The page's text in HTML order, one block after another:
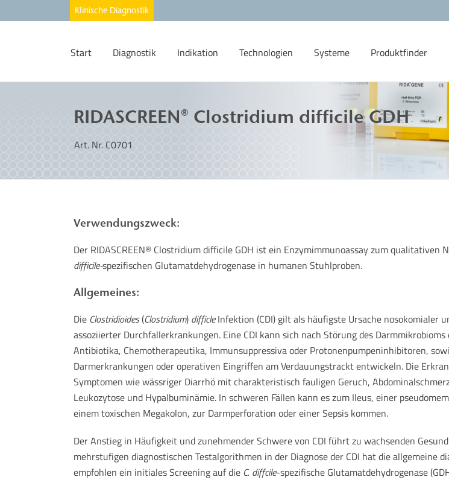
Start Diagnostik Indikation Technologien Systeme Produktfinder
RIDASCREEN® Clostridium difficile GDH
Art. Nr. C0701
Verwendungszweck:
Der RIDASCREEN® Clostridium difficile GDH ist ein Enzymimmunoassay zum qualitativen
difficile-spezifischen Glutamatdehydrogenase in humanen Stuhlproben.
Allgemeines:
Die Clostridioides(Clostridium) difficleInfektion (CDI) gilt als häufigste Ursache nosokomialer
assoziierter Durchfallerkrankungen. Eine CDI kann sich nach Störung des Darmmikrobioms
Antibiotika, Chemotherapeutika, Immunsuppressiva oder Protonenpumpeninhibitoren,
Darmerkrankungen oder operativen Eingriffen am Verdauungstrackt entwickeln. Die
Symptomen wie wässriger Diarrhö mit charakteristisch fauligen Geruch,
Leukozytose und Hypalbuminämie. In schweren Fällen kann es zum Ileus, einer
einem toxischen Megakolon, zur Darmperforation oder einer Sepsis kommen.
Der Anstieg in Häufigkeit und zunehmender Schwere von CDI führt zu wachsenden
mehrstufigen diagnostischen Testalgorithmen in der Diagnose der CDI hat die allgemeine
empfohlen ein initiales Screening auf die C. diffcile-spezifische Glutamatdehydrogenase